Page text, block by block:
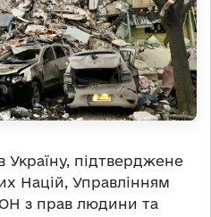
Україну, підтверджене
Націй, Управлінням
з прав людини та